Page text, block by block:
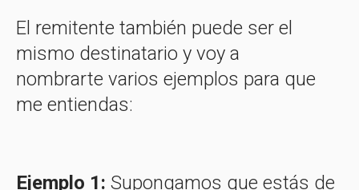
El remitente también puede ser el
mismo destinatario y voy a
nombrarte varios ejemplos para que
me entiendas:
Ejemplo 1: Supongamos que estás de